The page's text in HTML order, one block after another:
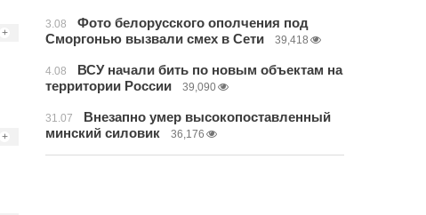
+
+
3.08
Фото белорусского ополчения под
Сморгонью вызвали смех в Сети
39,418
4.08
ВСУ начали бить по новым объектам на
территории России
39,090
31.07
Внезапно умер высокопоставленный
минский силовик
36,176